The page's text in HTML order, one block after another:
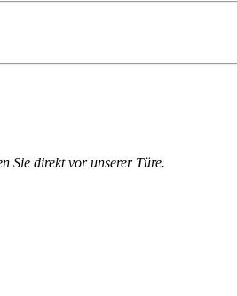
Sie direkt vor unserer Türe.